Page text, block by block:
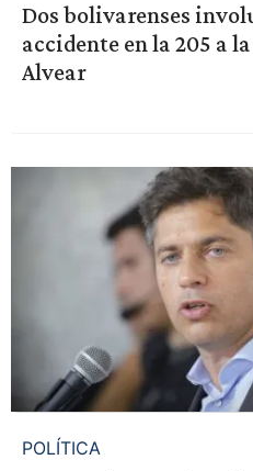
Dos bolivarenses
accidente en la 205 a
Alvear
POLÍTICA